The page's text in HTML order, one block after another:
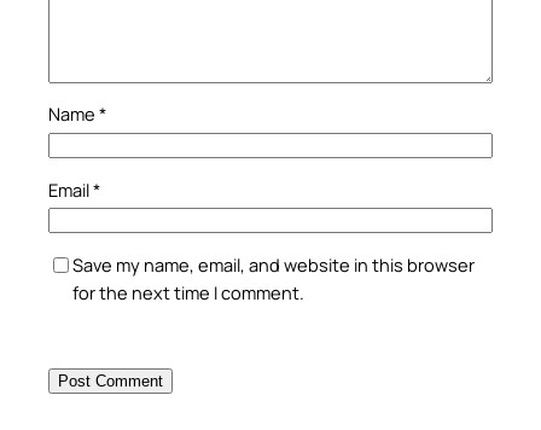
Name *
Email*
Save my name, email, and website in this browser
for the next time I comment.